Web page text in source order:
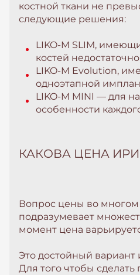
костной ткани не
следующие решения:
LIKO-M SLIM,
костей
LIKO-M Evolution,
одноэтапной
LIKO-M MINI — для
особенности
КАКОВА ЦЕНА
Вопрос цены во многом
подразумевает
момент цена
Это достойный
Для того чтобы